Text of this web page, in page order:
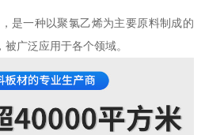
是一种以聚氯乙烯为主要原料制成的
广泛应用于各个领域。